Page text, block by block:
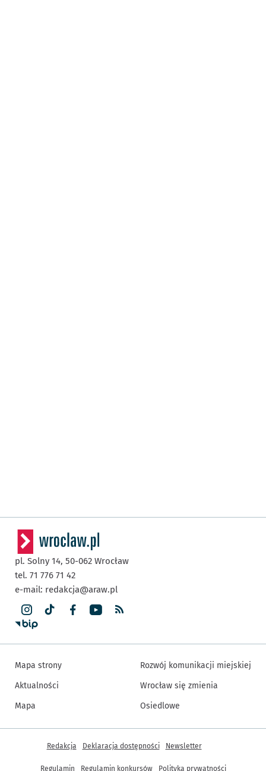
pl. Solny 14, 50-062 Wrocław
tel. 71 776 71 42
e-mail: redakcja@araw.pl
Mapa strony
Aktualności
Mapa
Rozwój komunikacji miejskiej
Wrocław się zmienia
Osiedlowe
Inne informacje
Redakcja Deklaracja dostępności Newsletter
Regulamin Regulamin konkursów Polityka prywatności